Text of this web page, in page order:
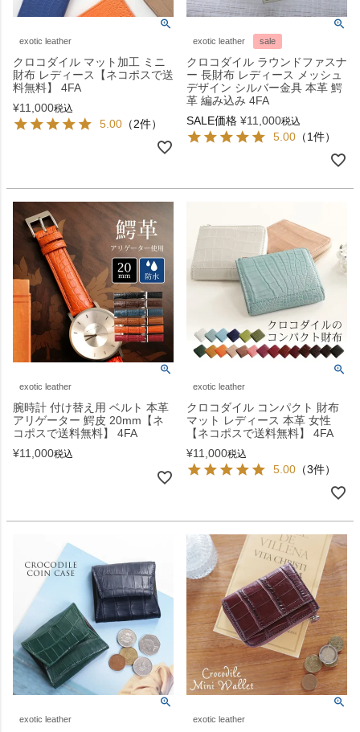
exotic leather
クロコダイル マット加工 ミニ
財布 レディース【ネコポスで送
料無料】 4FA
¥11,000税込
5.00 （2件）
exotic leather sale
クロコダイル ラウンドファスナ
ー 長財布 レディース メッシュ
デザイン シルバー金具 本革 鰐
革 編み込み 4FA
SALE価格 ¥11,000税込
5.00 （1件）
exotic leather
腕時計 付け替え用 ベルト 本革
アリゲーター 鰐皮 20mm【ネ
コポスで送料無料】 4FA
¥11,000税込
exotic leather
クロコダイル コンパクト 財布
マット レディース 本革 女性
【ネコポスで送料無料】 4FA
¥11,000税込
5.00 （3件）
exotic leather exotic leather